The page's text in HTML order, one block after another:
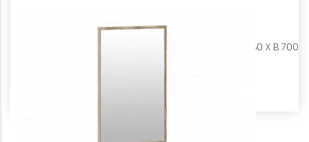
Ш 400 X Г 160 X В 700